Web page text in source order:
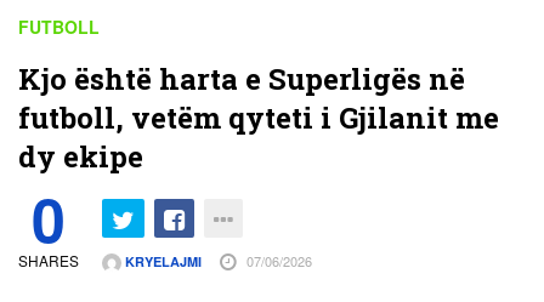
FUTBOLL
Kjo është harta e Superligës në
futboll, vetëm qyteti i Gjilanit me
dy ekipe
0
SHARES KRYELAJMI 07/06/2026